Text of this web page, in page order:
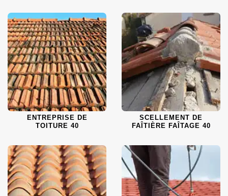
ENTREPRISE DE
TOITURE 40
SCELLEMENT DE
FAÎTIÈRE FAÎTAGE 40